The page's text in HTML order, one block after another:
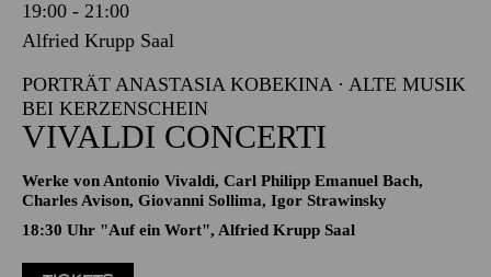
Samstag
16.01.2027
19:00 - 21:00
Alfried Krupp Saal
PORTRÄT ANASTASIA KOBEKINA · ALTE MUSIK
BEI KERZENSCHEIN
VIVALDI CONCERTI
Charles Avison, Giovanni Sollima, Igor Strawinsky